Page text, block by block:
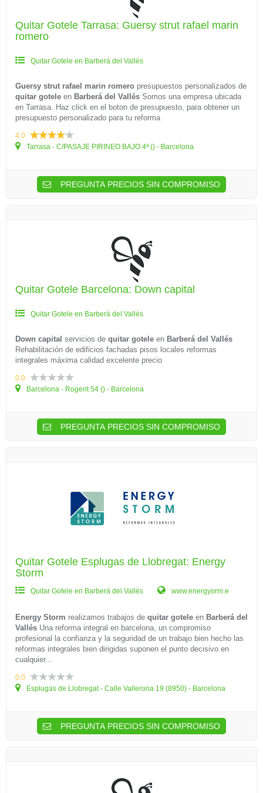
Quitar Gotele Tarrasa: Guersy strut rafael marin
romero
Quitar Gotele en Barberá del Vallés
Guersy strut rafael marin romero presupuestos personalizados de
quitar gotele en Barberá del Vallés Somos una empresa ubicada
en Tarrasa. Haz click en el boton de presupuesto, para obtener un
presupuesto personalizado para tu reforma
4.0
Tarrasa - C/PASAJE PIRINEO BAJO 4ª () - Barcelona
PREGUNTA PRECIOS SIN COMPROMISO
Quitar Gotele Barcelona: Down capital
Quitar Gotele en Barberá del Vallés
Down capital servicios de quitar gotele en Barberá del Vallés
Rehabilitación de edificios fachadas pisos locales reformas
integrales máxima calidad excelente precio
0.0
Barcelona - Rogent 54 () - Barcelona
PREGUNTA PRECIOS SIN COMPROMISO
Quitar Gotele Esplugas de Llobregat: Energy
Storm
Quitar Gotele en Barberá del Vallés www.energyorm.e
Energy Storm realizamos trabajos de quitar gotele en Barberá del
Vallés Una reforma integral en barcelona, un compromiso
profesional la confianza y la seguridad de un trabajo bien hecho las
reformas integrales bien dirigidas suponen el punto decisivo en
cualquier...
0.0
Esplugas de Llobregat - Calle Vallerona 19 (8950) - Barcelona
PREGUNTA PRECIOS SIN COMPROMISO